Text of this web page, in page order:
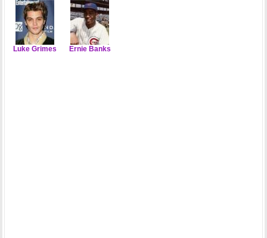
Luke Grimes Ernie Banks